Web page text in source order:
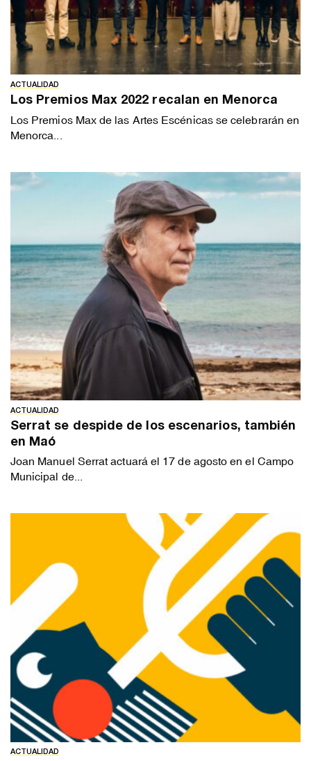
ACTUALIDAD
Los Premios Max 2022 recalan en Menorca
Los Premios Max de las Artes Escénicas se celebrarán en
Menorca...
ACTUALIDAD
Serrat se despide de los escenarios, también
en Maó
Joan Manuel Serrat actuará el 17 de agosto en el Campo
Municipal de...
ACTUALIDAD